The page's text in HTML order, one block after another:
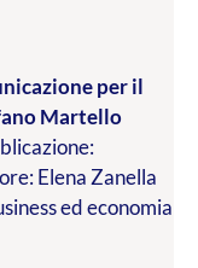
per il
Martello
Elena Zanella
ed economia